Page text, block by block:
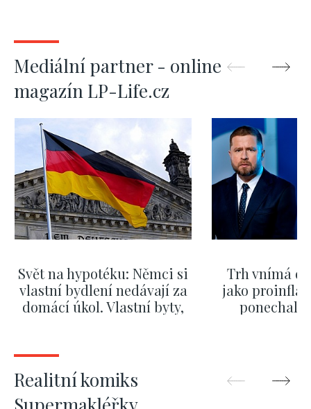
Mediální partner - online
magazín LP-Life.cz
Svět na hypotéku: Němci si
vlastní bydlení nedávají za
domácí úkol. Vlastní byty,
Trh vnímá
jako
ponechali
Realitní komiks